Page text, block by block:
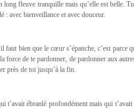
long fleuve tranquille mais qu’elle est belle.
: avec bienveillance et avec douceur.
faut bien que le cœur s’épanche, c’est
force de te pardonner, de pardonner aux
près de toi jusqu’à la fin.
t’avait ébranlé profondément mais qui